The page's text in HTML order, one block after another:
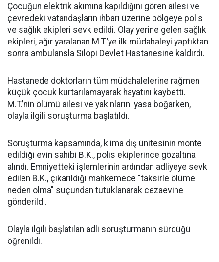
Çocuğun elektrik akımına kapıldığını gören ailesi ve
çevredeki vatandaşların ihbarı üzerine bölgeye polis
ve sağlık ekipleri sevk edildi. Olay yerine gelen sağlık
ekipleri, ağır yaralanan M.T.’ye ilk müdahaleyi yaptıktan
sonra ambulansla Silopi Devlet Hastanesine kaldırdı.
Hastanede doktorların tüm müdahalelerine rağmen
küçük çocuk kurtarılamayarak hayatını kaybetti.
M.T.’nin ölümü ailesi ve yakınlarını yasa boğarken,
olayla ilgili soruşturma başlatıldı.
Soruşturma kapsamında, klima dış ünitesinin monte
edildiği evin sahibi B.K., polis ekiplerince gözaltına
alındı. Emniyetteki işlemlerinin ardından adliyeye sevk
edilen B.K., çıkarıldığı mahkemece "taksirle ölüme
neden olma" suçundan tutuklanarak cezaevine
gönderildi.
Olayla ilgili başlatılan adli soruşturmanın sürdüğü
öğrenildi.